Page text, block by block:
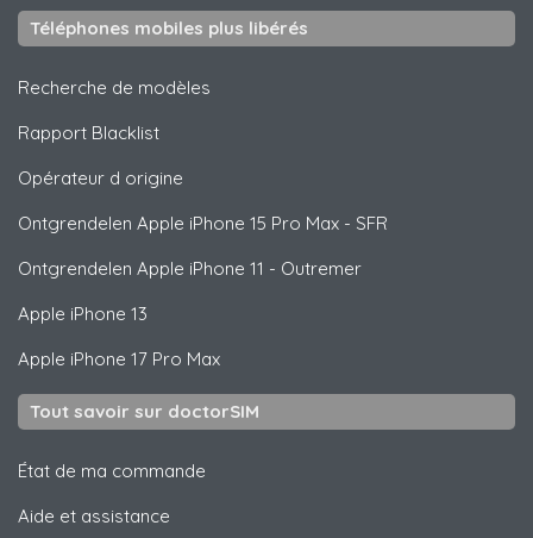
Téléphones mobiles plus libérés
Recherche de modèles
Rapport Blacklist
Opérateur d origine
Ontgrendelen Apple iPhone 15 Pro Max - SFR
Ontgrendelen Apple iPhone 11 - Outremer
Apple iPhone 13
Apple iPhone 17 Pro Max
Tout savoir sur doctorSIM
État de ma commande
Aide et assistance